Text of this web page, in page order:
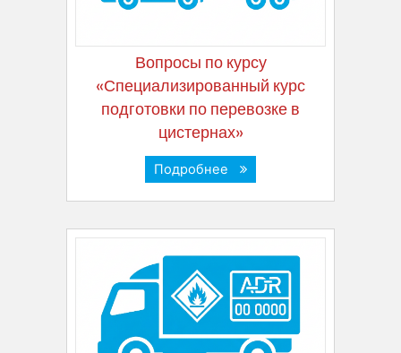
Вопросы по курсу
«Специализированный курс
подготовки по перевозке в
цистернах»
Подробнее